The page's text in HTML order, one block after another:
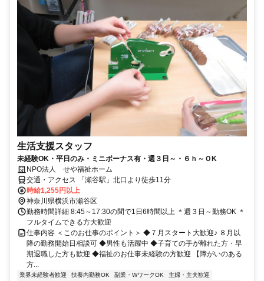
生活支援スタッフ
未経験OK・平日のみ・ミニボーナス有・週３日～・６ｈ～ＯK
NPO法人 せや福祉ホーム
交通・アクセス 「瀬谷駅」北口より徒歩11分
時給1,255円以上
神奈川県横浜市瀬谷区
勤務時間詳細 8:45～17:30の間で1日6時間以上 ＊週３日～勤務OK ＊
フルタイムできる方大歓迎
仕事内容 ＜このお仕事のポイント＞ ◆７月スタート大歓迎♪ ８月以
降の勤務開始日相談可 ◆男性も活躍中 ◆子育ての手が離れた方・早
期退職した方も歓迎 ◆福祉のお仕事未経験の方歓迎 【障がいのある
方...
業界未経験者歓迎 扶養内勤務OK 副業・WワークOK
主婦・主夫歓迎